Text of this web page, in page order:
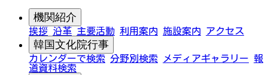
機関紹介
挨拶 沿革 主要活動 利用案内 施設案内 アクセス
韓国文化院行事
カレンダーで検索 分野別検索 メディアギャラリー 報
道資料検索